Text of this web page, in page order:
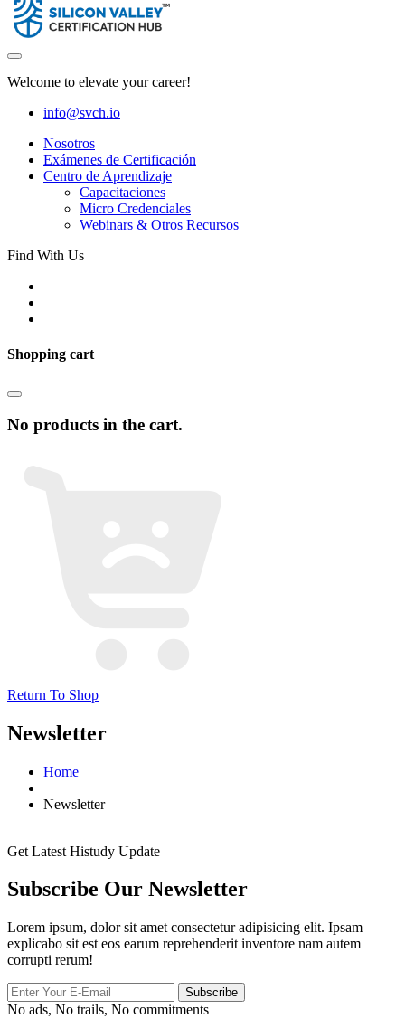
Welcome to elevate your career!
info@svch.io
Nosotros
Exámenes de Certificación
Centro de Aprendizaje
Capacitaciones
Micro Credenciales
Webinars & Otros Recursos
Find With Us
Shopping cart
No products in the cart.
Return To Shop
Newsletter
Home
Newsletter
Get Latest Histudy Update
Subscribe Our Newsletter
Lorem ipsum, dolor sit amet consectetur adipisicing elit. Ipsam
explicabo sit est eos earum reprehenderit inventore nam autem
corrupti rerum!
Subscribe
No ads, No trails, No commitments